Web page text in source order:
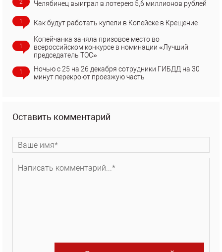
2 Челябинец выиграл в лотерею 5,6 миллионов рублей
1 Как будут работать купели в Копейске в Крещение
1
Копейчанка заняла призовое место во
всероссийском конкурсе в номинации «Лучший
председатель ТОС»
1
Ночью с 25 на 26 декабря сотрудники ГИБДД на 30
минут перекроют проезжую часть
Оставить комментарий